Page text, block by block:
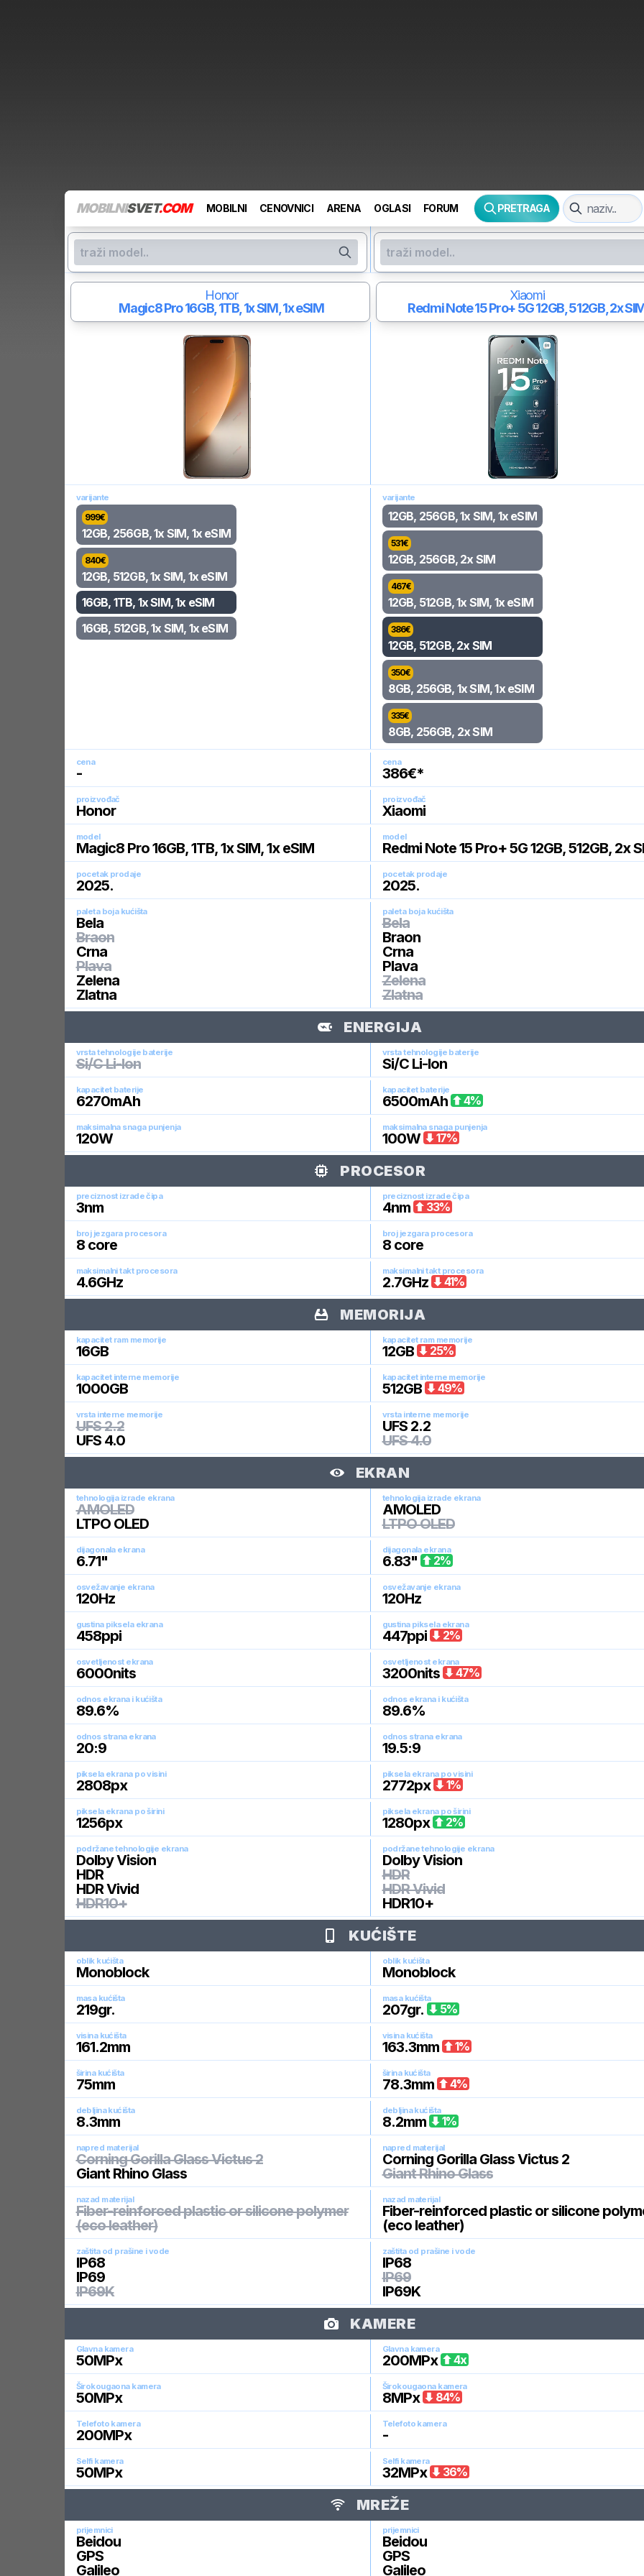
MOBILNISVET.COM MOBILNI CENOVNICI ARENA OGLASI FORUM PRETRAGA
Honor
Magic8 Pro16GB, 1TB, 1x SIM, 1x eSIM
Xiaomi
Redmi Note 15 Pro+ 5G12GB, 512GB, 2x
varijante
999€
12GB, 256GB, 1x SIM, 1x eSIM
840€
12GB, 512GB, 1x SIM, 1x eSIM
16GB, 1TB, 1x SIM, 1x eSIM
16GB, 512GB, 1x SIM, 1x eSIM
varijante
12GB, 256GB, 1x SIM, 1x eSIM
531€
12GB, 256GB, 2x SIM
467€
12GB, 512GB, 1x SIM, 1x eSIM
386€
12GB, 512GB, 2x SIM
350€
8GB, 256GB, 1x SIM, 1x eSIM
335€
8GB, 256GB, 2x SIM
cena
-
cena
386€*
proizvođač
Honor
proizvođač
Xiaomi
model
Magic8 Pro 16GB, 1TB, 1x SIM, 1x eSIM
model
Redmi Note 15 Pro+ 5G 12GB, 512GB, 2x
pocetak prodaje
2025.
pocetak prodaje
2025.
paleta boja kućišta
Bela
Braon
Crna
Plava
Zelena
Zlatna
paleta boja kućišta
Bela
Braon
Crna
Plava
Zelena
Zlatna
ENERGIJA
vrsta tehnologije baterije
Si/C Li-Ion
vrsta tehnologije baterije
Si/C Li-Ion
kapacitet baterije
6270mAh
kapacitet baterije
6500mAh 4%
maksimalna snaga punjenja
120W
maksimalna snaga punjenja
100W 17%
PROCESOR
preciznost izrade čipa
3nm
preciznost izrade čipa
4nm 33%
broj jezgara procesora
8core
broj jezgara procesora
8core
maksimalni takt procesora
4.6GHz
maksimalni takt procesora
2.7GHz 41%
MEMORIJA
kapacitet ram memorije
16GB
kapacitet ram memorije
12GB 25%
kapacitet interne memorije
1000GB
kapacitet interne memorije
512GB 49%
vrsta interne memorije
UFS 2.2
UFS 4.0
vrsta interne memorije
UFS 2.2
UFS 4.0
EKRAN
tehnologija izrade ekrana
AMOLED
LTPO OLED
tehnologija izrade ekrana
AMOLED
LTPO OLED
dijagonala ekrana
6.71"
dijagonala ekrana
6.83" 2%
osvežavanje ekrana
120Hz
osvežavanje ekrana
120Hz
gustina piksela ekrana
458ppi
gustina piksela ekrana
447ppi 2%
osvetljenost ekrana
6000nits
osvetljenost ekrana
3200nits 47%
odnos ekrana i kućišta
89.6%
odnos ekrana i kućišta
89.6%
odnos strana ekrana
20:9
odnos strana ekrana
19.5:9
piksela ekrana po visini
2808px
piksela ekrana po visini
2772px 1%
piksela ekrana po širini
1256px
piksela ekrana po širini
1280px 2%
podržane tehnologije ekrana
Dolby Vision
HDR
HDR Vivid
HDR10+
podržane tehnologije ekrana
Dolby Vision
HDR
HDR Vivid
HDR10+
KUĆIŠTE
oblik kućišta
Monoblock
oblik kućišta
Monoblock
masa kućišta
219gr.
masa kućišta
207gr. 5%
visina kućišta
161.2mm
visina kućišta
163.3mm 1%
širina kućišta
75mm
širina kućišta
78.3mm 4%
debljina kućišta
8.3mm
debljina kućišta
8.2mm 1%
napred materijal
Corning Gorilla Glass Victus 2
Giant Rhino Glass
napred materijal
Corning Gorilla Glass Victus 2
Giant Rhino Glass
nazad materijal
Fiber-reinforced plastic or silicone polymer
(eco leather)
nazad materijal
Fiber-reinforced plastic or silicone
(eco leather)
zaštita od prašine i vode
IP68
IP69
IP69K
zaštita od prašine i vode
IP68
IP69
IP69K
KAMERE
Glavna kamera
50MPx
Glavna kamera
200MPx 4x
Širokougaona kamera
50MPx
Širokougaona kamera
8MPx 84%
Telefoto kamera
200MPx
Telefoto kamera
-
Selfi kamera
50MPx
Selfi kamera
32MPx 36%
MREŽE
prijemnici
Beidou
GPS
Galileo
prijemnici
Beidou
GPS
Galileo